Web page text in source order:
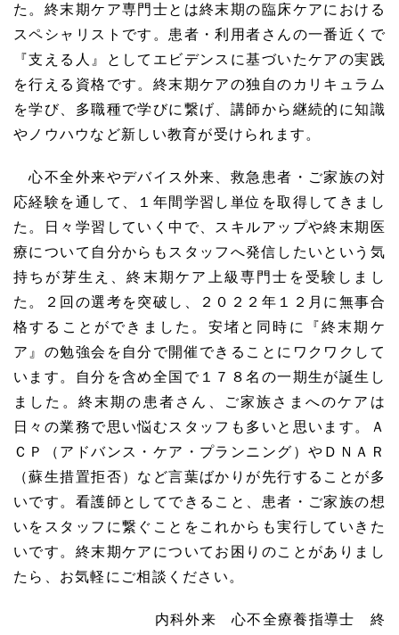
た。終末期ケア専門士とは終末期の臨床ケアにおける
スペシャリストです。患者・利用者さんの一番近くで
『支える人』としてエビデンスに基づいたケアの実践
を行える資格です。終末期ケアの独自のカリキュラム
を学び、多職種で学びに繋げ、講師から継続的に知識
やノウハウなど新しい教育が受けられます。
心不全外来やデバイス外来、救急患者・ご家族の対
応経験を通して、１年間学習し単位を取得してきまし
た。日々学習していく中で、スキルアップや終末期医
療について自分からもスタッフへ発信したいという気
持ちが芽生え、終末期ケア上級専門士を受験しまし
た。２回の選考を突破し、２０２２年１２月に無事合
格することができました。安堵と同時に『終末期ケ
ア』の勉強会を自分で開催できることにワクワクして
います。自分を含め全国で１７８名の一期生が誕生し
ました。終末期の患者さん、ご家族さまへのケアは
日々の業務で思い悩むスタッフも多いと思います。Ａ
ＣＰ（アドバンス・ケア・プランニング）やＤＮＡＲ
（蘇生措置拒否）など言葉ばかりが先行することが多
いです。看護師としてできること、患者・ご家族の想
いをスタッフに繋ぐことをこれからも実行していきた
いです。終末期ケアについてお困りのことがありまし
たら、お気軽にご相談ください。
内科外来 心不全療養指導士 終